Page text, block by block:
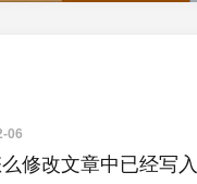
06
修改文章中已经写